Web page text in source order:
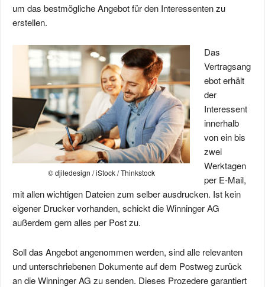
um das bestmögliche Angebot für den Interessenten zu
erstellen.
© djiledesign / iStock / Thinkstock
Das
Vertragsang
ebot erhält
der
Interessent
innerhalb
von ein bis
zwei
Werktagen
per E-Mail,
mit allen wichtigen Dateien zum selber ausdrucken. Ist kein
eigener Drucker vorhanden, schickt die Winninger AG
außerdem gern alles per Post zu.
Soll das Angebot angenommen werden, sind alle relevanten
und unterschriebenen Dokumente auf dem Postweg zurück
an die Winninger AG zu senden. Dieses Prozedere garantiert